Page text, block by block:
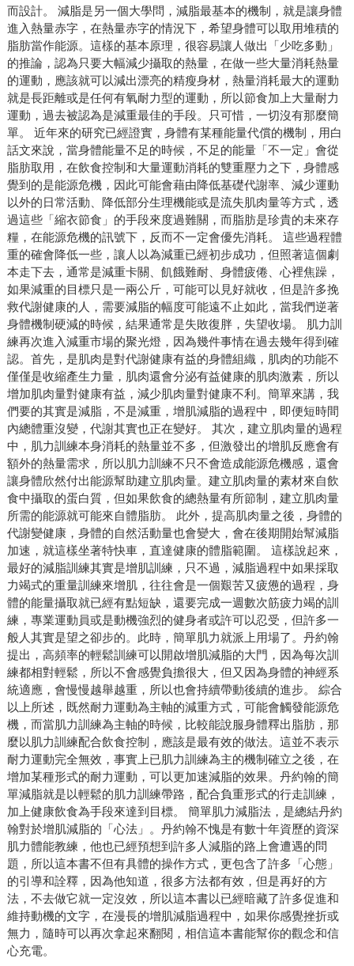
而設計。 減脂是另一個大學問，減脂最基本的機制，就是讓身體
進入熱量赤字，在熱量赤字的情況下，希望身體可以取用堆積的
脂肪當作能源。這樣的基本原理，很容易讓人做出「少吃多動」
的推論，認為只要大幅減少攝取的熱量，在做一些大量消耗熱量
的運動，應該就可以減出漂亮的精瘦身材，熱量消耗最大的運動
就是長距離或是任何有氧耐力型的運動，所以節食加上大量耐力
運動，過去被認為是減重最佳的手段。只可惜，一切沒有那麼簡
單。 近年來的研究已經證實，身體有某種能量代償的機制，用白
話文來說，當身體能量不足的時候，不足的能量「不一定」會從
脂肪取用，在飲食控制和大量運動消耗的雙重壓力之下，身體感
覺到的是能源危機，因此可能會藉由降低基礎代謝率、減少運動
以外的日常活動、降低部分生理機能或是流失肌肉量等方式，透
過這些「縮衣節食」的手段來度過難關，而脂肪是珍貴的未來存
糧，在能源危機的訊號下，反而不一定會優先消耗。 這些過程體
重的確會降低一些，讓人以為減重已經初步成功，但照著這個劇
本走下去，通常是減重卡關、飢餓難耐、身體疲倦、心裡焦躁，
如果減重的目標只是一兩公斤，可能可以見好就收，但是許多挽
救代謝健康的人，需要減脂的幅度可能遠不止如此，當我們逆著
身體機制硬減的時候，結果通常是失敗復胖，失望收場。 肌力訓
練再次進入減重市場的聚光燈，因為幾件事情在過去幾年得到確
認。首先，是肌肉是對代謝健康有益的身體組織，肌肉的功能不
僅僅是收縮產生力量，肌肉還會分泌有益健康的肌肉激素，所以
增加肌肉量對健康有益，減少肌肉量對健康不利。簡單來講，我
們要的其實是減脂，不是減重，增肌減脂的過程中，即便短時間
內總體重沒變，代謝其實也正在變好。 其次，建立肌肉量的過程
中，肌力訓練本身消耗的熱量並不多，但激發出的增肌反應會有
額外的熱量需求，所以肌力訓練不只不會造成能源危機感，還會
讓身體欣然付出能源幫助建立肌肉量。建立肌肉量的素材來自飲
食中攝取的蛋白質，但如果飲食的總熱量有所節制，建立肌肉量
所需的能源就可能來自體脂肪。 此外，提高肌肉量之後，身體的
代謝變健康，身體的自然活動量也會變大，會在後期開始幫減脂
加速，就這樣坐著特快車，直達健康的體脂範圍。 這樣說起來，
最好的減脂訓練其實是增肌訓練，只不過，減脂過程中如果採取
力竭式的重量訓練來增肌，往往會是一個艱苦又疲憊的過程，身
體的能量攝取就已經有點短缺，還要完成一週數次筋疲力竭的訓
練，專業運動員或是動機強烈的健身者或許可以忍受，但許多一
般人其實是望之卻步的。此時，簡單肌力就派上用場了。丹約翰
提出，高頻率的輕鬆訓練可以開啟增肌減脂的大門，因為每次訓
練都相對輕鬆，所以不會感覺負擔很大，但又因為身體的神經系
統適應，會慢慢越舉越重，所以也會持續帶動後續的進步。 綜合
以上所述，既然耐力運動為主軸的減重方式，可能會觸發能源危
機，而當肌力訓練為主軸的時候，比較能說服身體釋出脂肪，那
麼以肌力訓練配合飲食控制，應該是最有效的做法。這並不表示
耐力運動完全無效，事實上已肌力訓練為主的機制確立之後，在
增加某種形式的耐力運動，可以更加速減脂的效果。丹約翰的簡
單減脂就是以輕鬆的肌力訓練帶路，配合負重形式的行走訓練，
加上健康飲食為手段來達到目標。 簡單肌力減脂法，是總結丹約
翰對於增肌減脂的「心法」。丹約翰不愧是有數十年資歷的資深
肌力體能教練，他也已經預想到許多人減脂的路上會遭遇的問
題，所以這本書不但有具體的操作方式，更包含了許多「心態」
的引導和詮釋，因為他知道，很多方法都有效，但是再好的方
法，不去做它就一定沒效，所以這本書以已經暗藏了許多促進和
維持動機的文字，在漫長的增肌減脂過程中，如果你感覺挫折或
無力，隨時可以再次拿起來翻閱，相信這本書能幫你的觀念和信
心充電。